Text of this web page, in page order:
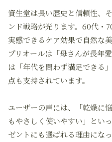
資生堂は長い歴史と信頼性、
ンド戦略が光ります。60代・
実感できるケア効果で自然な
プリオールは「母さんが長年
は「年代を問わず満足できる」
点も支持されています。
ユーザーの声には、「乾燥に
もやさしく使いやすい」とい
ゼント にも選ばれる理由にな